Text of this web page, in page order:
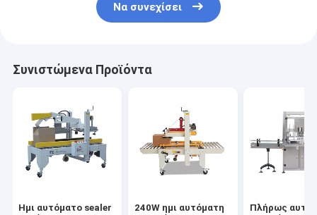
Να συνεχίσει
Συνιστώμενα Προϊόντα
Ημι αυτόματο sealer
240W ημι αυτόματη
Πλήρως